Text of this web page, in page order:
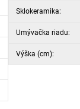
Sklokeramika:
Umývačka riadu:
Výška (cm):